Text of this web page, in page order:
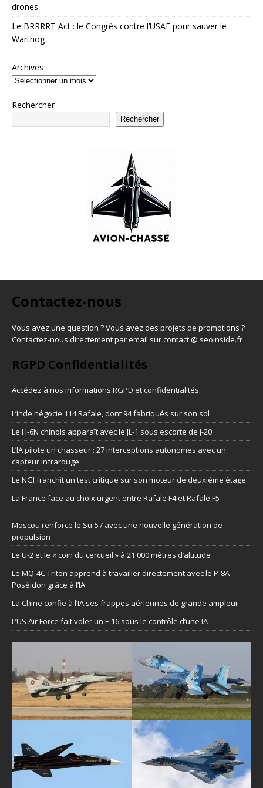
drones
Le BRRRRT Act : le Congrès contre l’USAF pour sauver le
Warthog
Archives
Rechercher
Rechercher
Contactez-nous
Vous avez une question ? Vous avez des projets de promotions ?
Contactez-nous directement par email sur contact @ seoinside.fr
RGPD Confidentialités
Accédez à nos informations RGPD et confidentialités.
L’Inde négocie 114 Rafale, dont 94 fabriqués sur son sol
Le H-6N chinois apparaît avec le JL-1 sous escorte de J-20
L’IA pilote un chasseur : 27 interceptions autonomes avec un
capteur infrarouge
Le NGI franchit un test critique sur son moteur de deuxième étage
La France face au choix urgent entre Rafale F4 et Rafale F5
Moscou renforce le Su-57 avec une nouvelle génération de
propulsion
Le U-2 et le « coin du cercueil » à 21 000 mètres d’altitude
Le MQ-4C Triton apprend à travailler directement avec le P-8A
Poséidon grâce à l’IA
La Chine confie à l’IA ses frappes aériennes de grande ampleur
L’US Air Force fait voler un F-16 sous le contrôle d’une IA